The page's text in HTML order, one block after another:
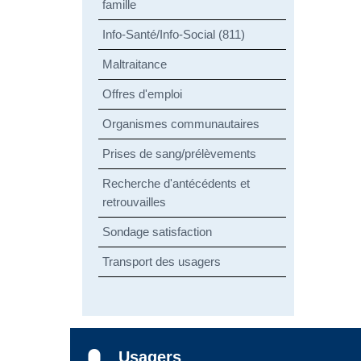
famille
Info-Santé/Info-Social (811)
Maltraitance
Offres d'emploi
Organismes communautaires
Prises de sang/prélèvements
Recherche d'antécédents et
retrouvailles
Sondage satisfaction
Transport des usagers
Usagers